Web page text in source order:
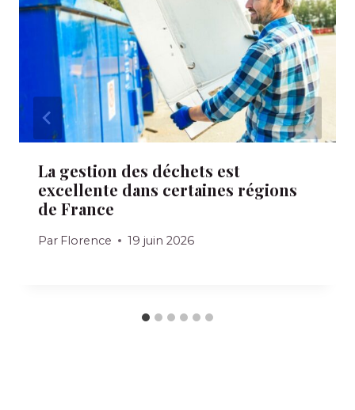
La gestion des déchets est
excellente dans certaines régions
de France
Par Florence 19 juin 2026